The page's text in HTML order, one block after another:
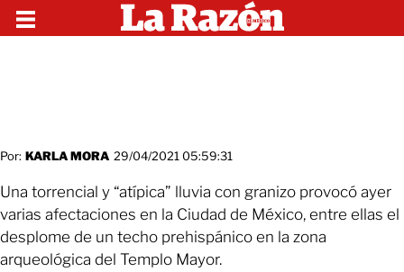
Por: KARLA MORA 29/04/2021 05:59:31
Una torrencial y “atípica” lluvia con granizo provocó ayer
varias afectaciones en la Ciudad de México, entre ellas el
desplome de un techo prehispánico en la zona
arqueológica del Templo Mayor.